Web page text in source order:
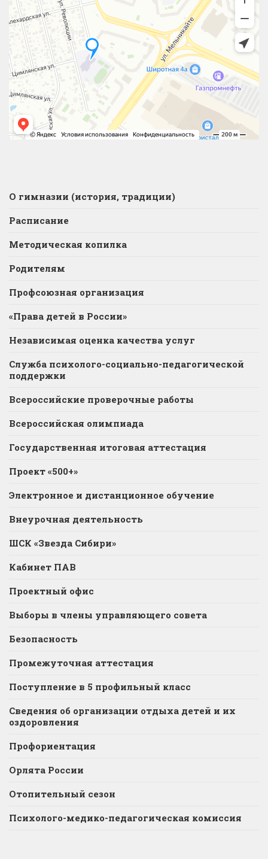
О гимназии (история, традиции)
Расписание
Методическая копилка
Родителям
Профсоюзная организация
«Права детей в России»
Независимая оценка качества услуг
Служба психолого-социально-педагогической
поддержки
Всероссийские проверочные работы
Всероссийская олимпиада
Государственная итоговая аттестация
Проект «500+»
Электронное и дистанционное обучение
Внеурочная деятельность
ШСК «Звезда Сибири»
Кабинет ПАВ
Проектный офис
Выборы в члены управляющего совета
Безопасность
Промежуточная аттестация
Поступление в 5 профильный класс
Сведения об организации отдыха детей и их
оздоровления
Профориентация
Орлята России
Отопительный сезон
Психолого-медико-педагогическая комиссия